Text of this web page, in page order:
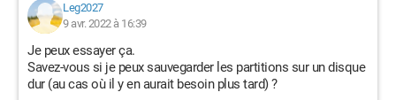
Leg2027
9 avr. 2022 à 16:39
Je peux essayer ça.
Savez-vous si je peux sauvegarder les partitions sur un disque
dur (au cas où il y en aurait besoin plus tard) ?